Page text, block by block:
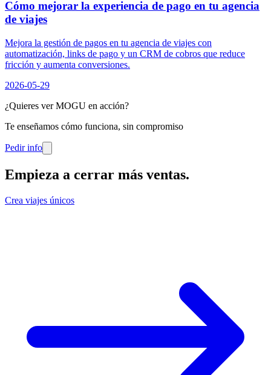
Cómo mejorar la experiencia de pago en tu agencia
de viajes
Mejora la gestión de pagos en tu agencia de viajes con
automatización, links de pago y un CRM de cobros que reduce
fricción y aumenta conversiones.
2026-05-29
¿Quieres ver MOGU en acción?
Te enseñamos cómo funciona, sin compromiso
Pedir info
Empieza a cerrar más ventas.
Crea viajes únicos